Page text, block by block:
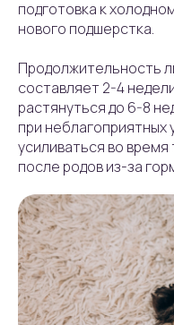
подготовка к
нового подшерстка.
Продолжительность
составляет 2-4
растянуться до 6-8
при неблагоприятных
усиливаться во
после родов из-за